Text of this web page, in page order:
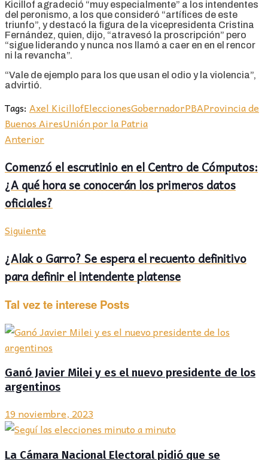
Kicillof agradeció “muy especialmente” a los intendentes
del peronismo, a los que consideró “artífices de este
triunfo”, y destacó la figura de la vicepresidenta Cristina
Fernández, quien, dijo, “atravesó la proscripción” pero
“sigue liderando y nunca nos llamó a caer en en el rencor
ni la revancha”.
“Vale de ejemplo para los que usan el odio y la violencia”,
advirtió.
Tags: Axel KicillofEleccionesGobernadorPBAProvincia de
Buenos AiresUnión por la Patria
Anterior
Comenzó el escrutinio en el Centro de Cómputos:
¿A qué hora se conocerán los primeros datos
oficiales?
Siguiente
¿Alak o Garro? Se espera el recuento definitivo
para definir el intendente platense
Tal vez te interese Posts
Ganó Javier Milei y es el nuevo presidente de los
argentinos
19 noviembre, 2023
La Cámara Nacional Electoral pidió que se